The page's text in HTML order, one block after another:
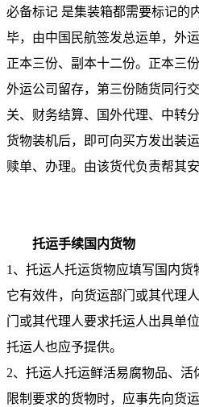
必备标记 是集装箱都需要标记的
毕，由中国民航签发总运单，外
正本三份、副本十二份。正本三
外运公司留存，第三份随货同行
关、财务结算、国外代理、中转
货物装机后，即可向买方发出装
赎单、办理。由该货代负责帮其
托运手续国内货物
1、托运人托运货物应填写国内
它有效件，向货运部门或其代理
门或其代理人要求托运人出具单
托运人也应予提供。
2、托运人托运鲜活易腐物品、活
限制要求的货物时，应事先向货